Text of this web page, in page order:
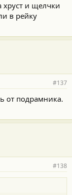
хруст и щелчки
в рейку
#137
от подрамника.
#138